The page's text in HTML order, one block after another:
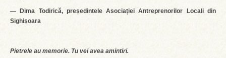
— Dima Todirică, președintele Asociației Antreprenorilor Locali din
Sighișoara
Pietrele au memorie. Tu vei avea amintiri.